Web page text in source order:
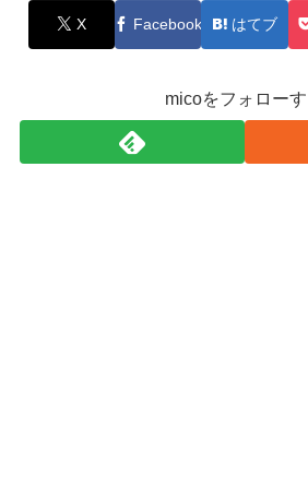
X Facebook はてブ
micoをフォロー